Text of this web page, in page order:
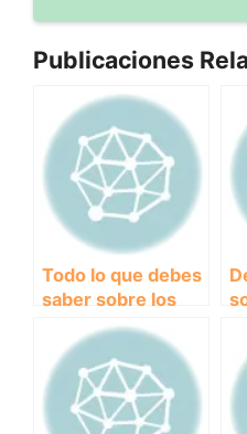
Publicaciones
Todo lo que debes
saber sobre los
inteligentes
Perros Border
Collie